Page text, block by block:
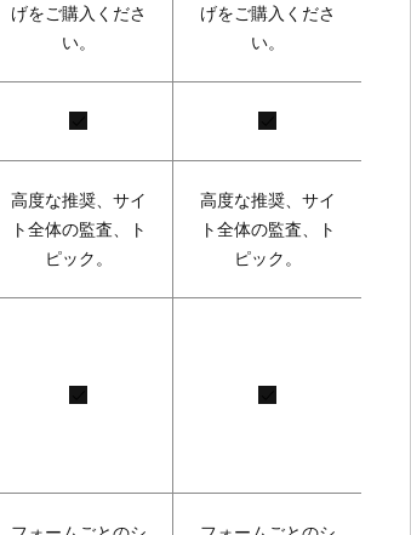
げをご購入くださ
い。
げをご購入くださ
い。
高度な推奨、サイ
ト全体の監査、ト
ピック。
高度な推奨、サイ
ト全体の監査、ト
ピック。